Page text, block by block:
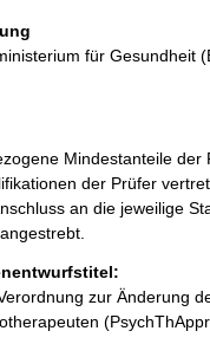
für Gesundheit
Mindestanteile
der Prüfer
an die jeweilige
zur Änderung